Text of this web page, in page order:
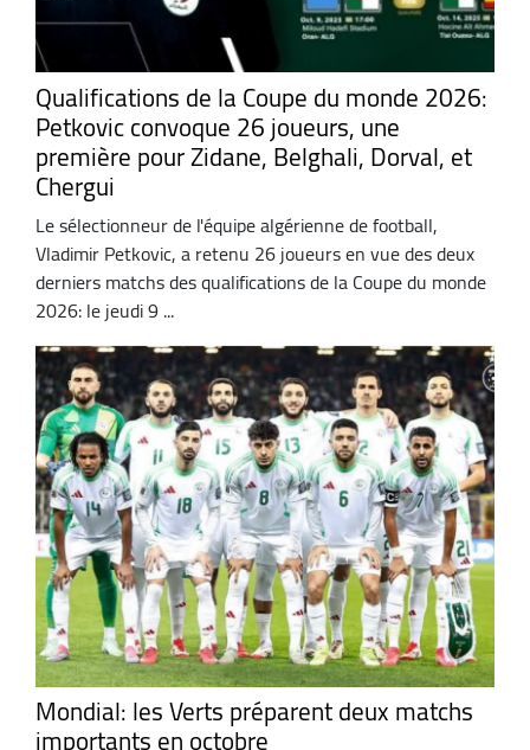
Qualifications de la Coupe du monde 2026:
Petkovic convoque 26 joueurs, une
première pour Zidane, Belghali, Dorval, et
Chergui
Le sélectionneur de l'équipe algérienne de football,
Vladimir Petkovic, a retenu 26 joueurs en vue des deux
derniers matchs des qualifications de la Coupe du monde
2026: le jeudi 9 ...
Mondial: les Verts préparent deux matchs